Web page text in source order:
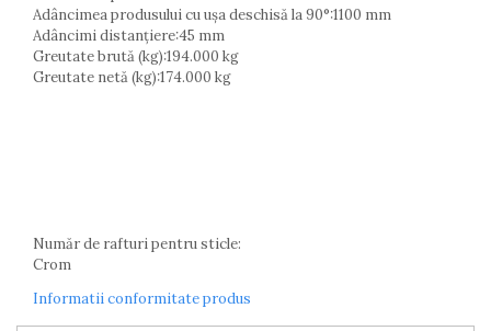
Adâncimea produsului cu ușa deschisă la 90°:1100 mm
Adâncimi distanțiere:45 mm
Greutate brută (kg):194.000 kg
Greutate netă (kg):174.000 kg
Număr de rafturi pentru sticle:
Crom
Informatii conformitate produs